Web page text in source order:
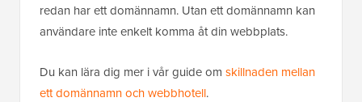
redan har ett domännamn. Utan ett domännamn kan
användare inte enkelt komma åt din webbplats.
Du kan lära dig mer i vår guide om skillnaden mellan
ett domännamn och webbhotell.